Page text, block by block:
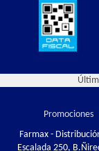
Promociones
Farmax -
Escalada 250,